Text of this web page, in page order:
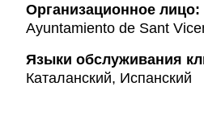
Организационное лицо:
Ayuntamiento de Sant
Языки обслуживания
Каталанский, Испанский